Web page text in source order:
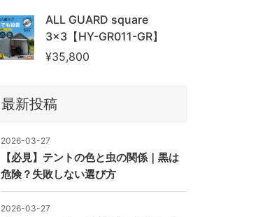
ALL GUARD square
3×3【HY-GR011-GR】
¥35,800
最新投稿
【必見】テントの色と虫の関係｜黒は
危険？失敗しない選び方
2026-03-27
2026-03-27